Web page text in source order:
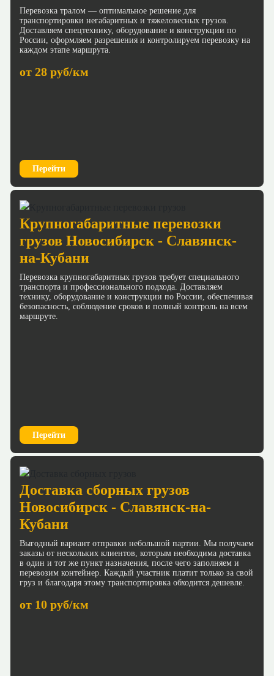
Перевозка тралом — оптимальное решение для
транспортировки негабаритных и тяжеловесных грузов.
Доставляем спецтехнику, оборудование и конструкции по
России, оформляем разрешения и контролируем перевозку на
каждом этапе маршрута.
от 28 руб/км
Перейти
Крупногабаритные перевозки
грузов Новосибирск - Славянск-
на-Кубани
Перевозка крупногабаритных грузов требует специального
транспорта и профессионального подхода. Доставляем
технику, оборудование и конструкции по России, обеспечивая
безопасность, соблюдение сроков и полный контроль на всем
маршруте.
Перейти
Доставка сборных грузов
Новосибирск - Славянск-на-
Кубани
Выгодный вариант отправки небольшой партии. Мы получаем
заказы от нескольких клиентов, которым необходима доставка
в один и тот же пункт назначения, после чего заполняем и
перевозим контейнер. Каждый участник платит только за свой
груз и благодаря этому транспортировка обходится дешевле.
от 10 руб/км